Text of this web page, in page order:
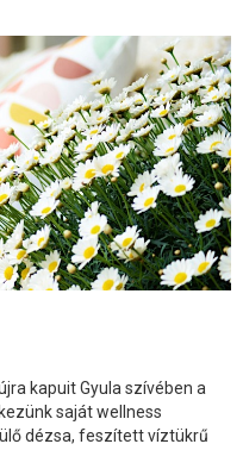
kapuit Gyula szívében a
saját wellness
dézsa, feszített víztükrű